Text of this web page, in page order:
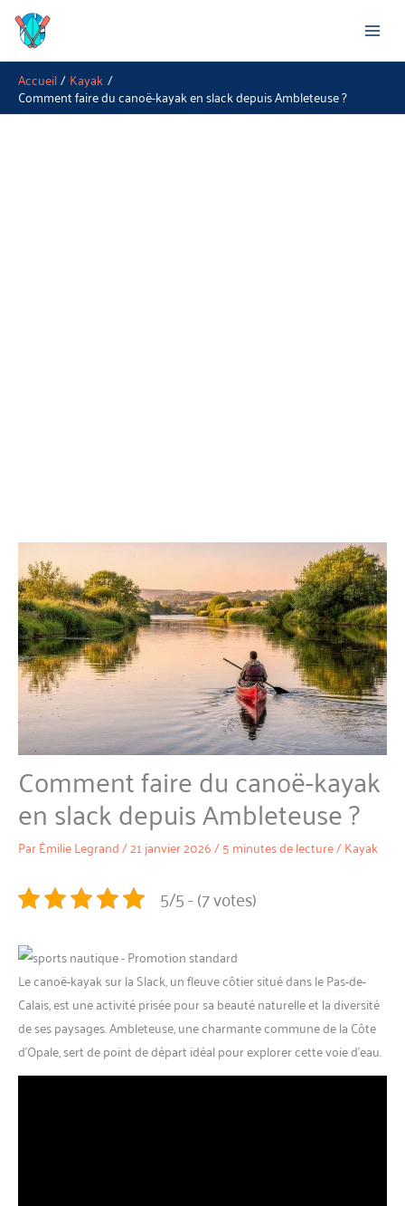
Aller
contenu
Accueil Kayak
Comment faire du canoë-kayak en slack depuis Ambleteuse ?
Comment faire du canoë-kayak
en slack depuis Ambleteuse ?
ParÉmilie Legrand/21 janvier 2026/5 minutes de lecture/Kayak
5/5 - (7 votes)
Le canoë-kayak sur la Slack, un fleuve côtier situé dans le Pas-de-
Calais, est une activité prisée pour sa beauté naturelle et la diversité
de ses paysages. Ambleteuse, une charmante commune de la Côte
d’Opale, sert de point de départ idéal pour explorer cette voie d’eau.
Rechercher